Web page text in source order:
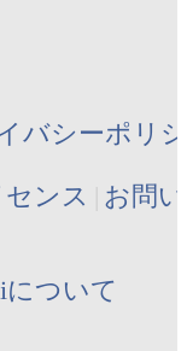
バシーポリ
ンス お問
について